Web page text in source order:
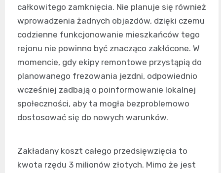
całkowitego zamknięcia. Nie planuje się również
wprowadzenia żadnych objazdów, dzięki czemu
codzienne funkcjonowanie mieszkańców tego
rejonu nie powinno być znacząco zakłócone. W
momencie, gdy ekipy remontowe przystąpią do
planowanego frezowania jezdni, odpowiednio
wcześniej zadbają o poinformowanie lokalnej
społeczności, aby ta mogła bezproblemowo
dostosować się do nowych warunków.
Zakładany koszt całego przedsięwzięcia to
kwota rzędu 3 milionów złotych. Mimo że jest